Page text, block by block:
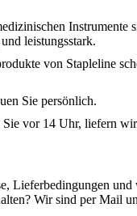
Instrumente
leistungsstark.
von Stapleline
Sie persönlich.
Sie vor 14 Uhr, liefern wir
Lieferbedingungen und
Wir sind per Mail